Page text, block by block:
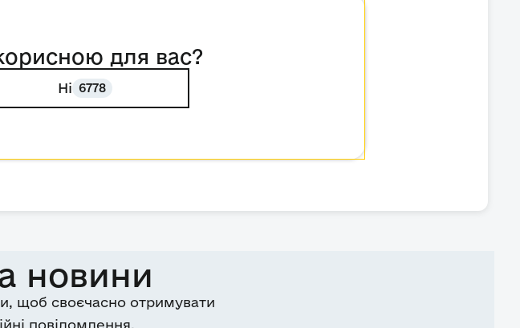
для вас?
Ні 6778
новини
щоб своєчасно отримувати
повідомлення.